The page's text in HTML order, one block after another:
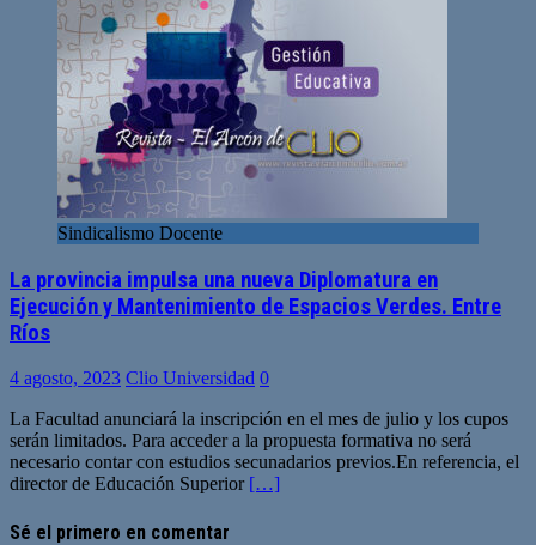
Sindicalismo Docente
La provincia impulsa una nueva Diplomatura en
Ejecución y Mantenimiento de Espacios Verdes. Entre
Ríos
4 agosto, 2023 Clio Universidad 0
La Facultad anunciará la inscripción en el mes de julio y los cupos
serán limitados. Para acceder a la propuesta formativa no será
necesario contar con estudios secunadarios previos.En referencia, el
director de Educación Superior […]
Sé el primero en comentar